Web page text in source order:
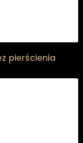
pierścienia